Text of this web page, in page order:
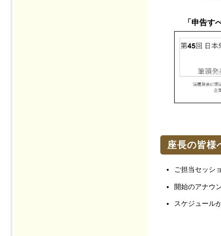
「申告す
座長の皆様
ご担当セッシ
開始のアナウ
スケジュール